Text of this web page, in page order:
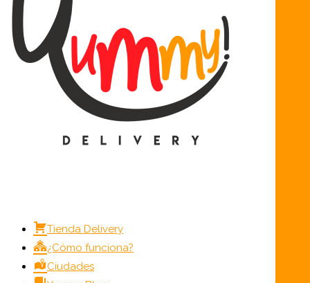
Tienda Delivery
¿Cómo funciona?
Ciudades